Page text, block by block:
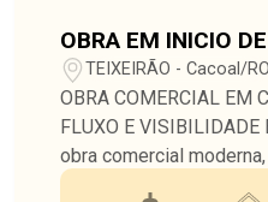
OBRA EM INICIO
TEIXEIRÃO - Cacoal/RO
OBRA COMERCIAL EM
FLUXO E
obra comercial
empresas que precisam